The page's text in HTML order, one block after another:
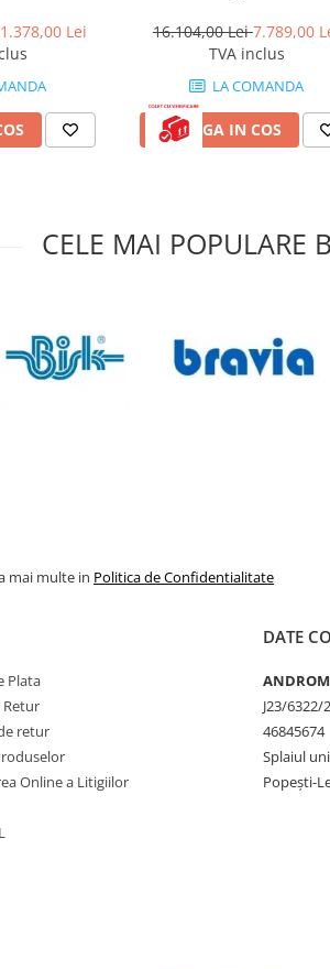
mat/stejar
Lei
16.104,00 Lei7.789,00
TVA inclus
LA COMANDA
ADAUGA IN COS
CELE MAI POPULARE
mai multe in Politica de Confidentialitate
Plata
Retur
retur
Online a Litigiilor
DATE
J23/6322/
46845674
Splaiul
Popești-